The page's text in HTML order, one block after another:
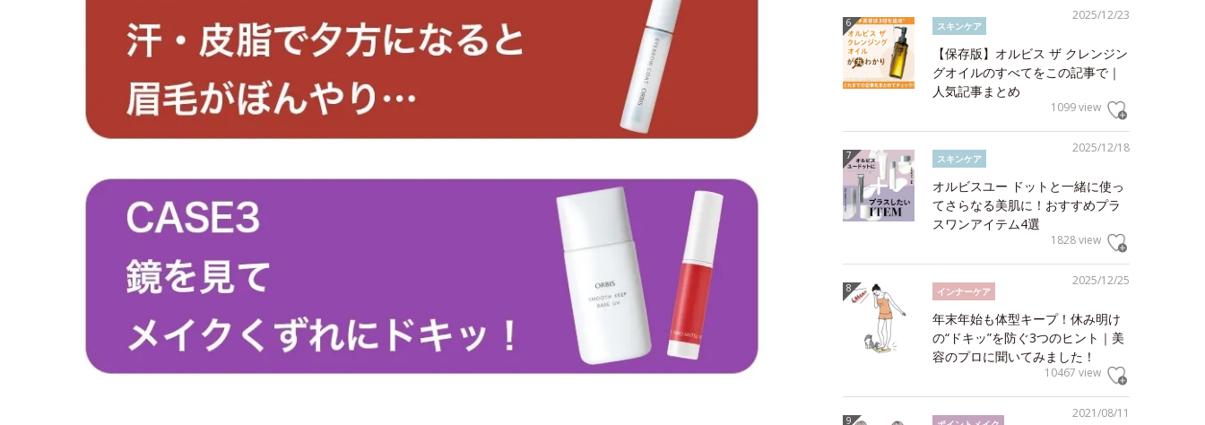
2025/12/23
スキンケア
【保存版】オルビス ザ クレンジン
グオイルのすべてをこの記事で｜
人気記事まとめ
1099 view
2025/12/18
スキンケア
オルビスユー ドットと一緒に使っ
てさらなる美肌に！おすすめプラ
スワンアイテム4選
1828 view
2025/12/25
インナーケア
年末年始も体型キープ！休み明け
の“ドキッ”を防ぐ3つのヒント｜美
容のプロに聞いてみました！
10467 view
2021/08/11